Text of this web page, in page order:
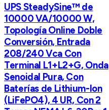
UPS SteadySine™ de
10000 VA/10000 W,
Topología Online Doble
Conversión, Entrada
208/240 Vca Con
Terminal L1+L2+G, Onda
Senoidal Pura, Con
Baterías de Lithium-Ion
(LiFePO4), 4 UR, Con 2